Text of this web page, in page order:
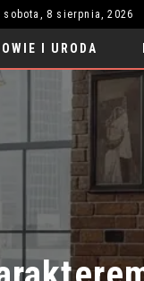
sobota, 8 sierpnia, 2026
I URODA